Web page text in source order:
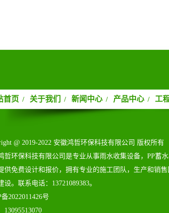
首页 / 关于我们 / 新闻中心 / 产品中心 / 工
2022安徽鸿哲环保科技有限公司版权所有
哲环保科技有限公司是专业从事雨水收集设备，PP蓄水
供免费设计和报价，拥有专业的施工团队，生产和销
设。联系电话：13721089383。
备2022011426号
13095513070